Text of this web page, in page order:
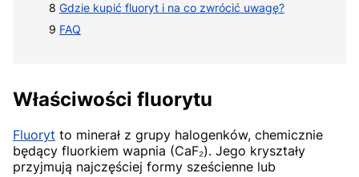
Gdzie kupić fluoryt i na co zwrócić uwagę?
FAQ
Właściwości fluorytu
Fluoryt to minerał z grupy halogenków, chemicznie
będący fluorkiem wapnia (CaF₂). Jego kryształy
przyjmują najczęściej formy sześcienne lub